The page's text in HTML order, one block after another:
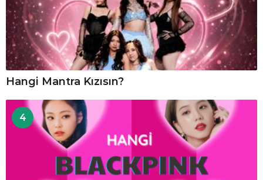
Hangi Mantra Kızısın?
4